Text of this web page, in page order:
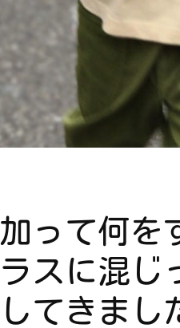
って何
スに混じ
てきまし